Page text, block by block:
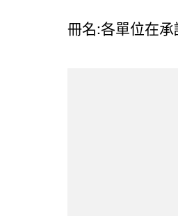
冊名:各單位在